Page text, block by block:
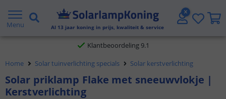
Menu Al 13 jaar koning in prijs, kwaliteit & service
Gratis verzending vanaf € 20,- NL en BE
Klantbeoordeling 9.1
Voor 23:45 uur besteld, morgen in huis
Home Solar tuinverlichting specials Solar kerstverlichting
Solar priklamp Flake met sneeuwvlokje |
Kerstverlichting